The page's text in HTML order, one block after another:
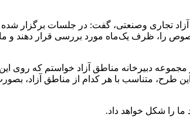
آزاد تجاری وصنعتی، گفت: در جلسات برگزار
ظرف یک‌ماه مورد بررسی قرار دهند و ما،
دبیرخانه مناطق آزاد خواستم که روی
طرح، متناسب با هر کدام از مناطق آزاد،
ما را شکل خواهد داد.